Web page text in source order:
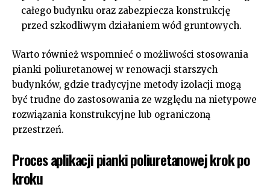
całego budynku oraz zabezpiecza konstrukcję
przed szkodliwym działaniem wód gruntowych.
Warto również wspomnieć o możliwości stosowania
pianki poliuretanowej w renowacji starszych
budynków, gdzie tradycyjne metody izolacji mogą
być trudne do zastosowania ze względu na nietypowe
rozwiązania konstrukcyjne lub ograniczoną
przestrzeń.
Proces aplikacji pianki poliuretanowej krok po
kroku